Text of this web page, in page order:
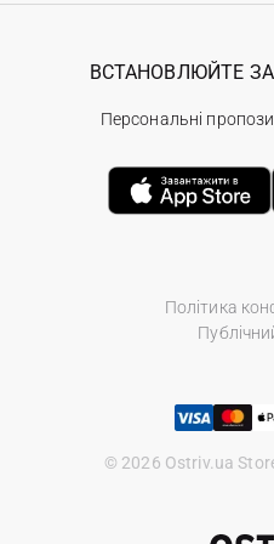
Політика
© 2026 Ostriv.ua
ВСТАНОВЛЮЙТЕ
Персональні